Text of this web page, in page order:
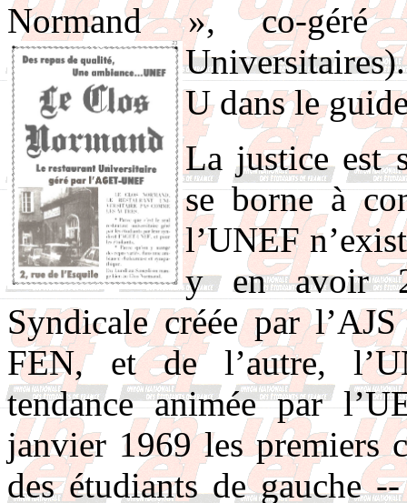
Normand », co-
U dans le
La justice est
se borne à
l’UNEF
y en avoir
Syndicale créée par
FEN, et de l’autre,
tendance animée par
janvier 1969 les premiers
des étudiants de gauche